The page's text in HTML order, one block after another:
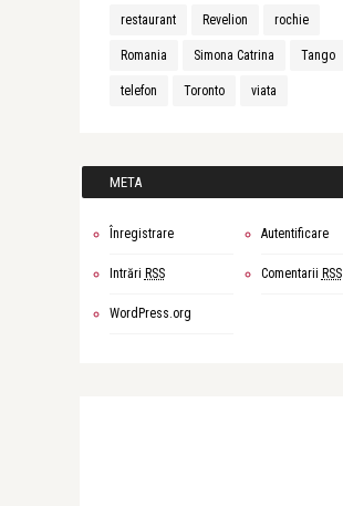
restaurant Revelion rochie
Romania Simona Catrina Tango
telefon Toronto viata
META
Înregistrare Autentificare
Intrări RSS Comentarii RSS
WordPress.org